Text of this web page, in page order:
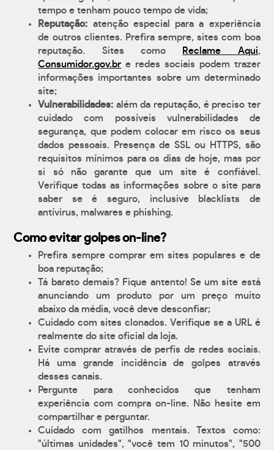
tempo e tenham pouco tempo de vida;
Reputação: atenção especial para a experiência
de outros clientes. Prefira sempre, sites com boa
reputação. Sites como
Reclame Aqui,
Consumidor.gov.br e redes sociais podem trazer
informações importantes sobre um determinado
site;
Vulnerabilidades: além da reputação, é preciso ter
cuidado com possíveis vulnerabilidades de
segurança, que podem colocar em risco os seus
dados pessoais. Presença de SSL ou HTTPS, são
requisitos mínimos para os dias de hoje, mas por
si só não garante que um site é confiável.
Verifique todas as informações sobre o site para
saber se é seguro, inclusive blacklists de
antívirus, malwares e phishing.
Como evitar golpes on-line?
Prefira sempre comprar em sites populares e de
boa reputação;
Tá barato demais? Fique antento! Se um site está
anunciando um produto por um preço muito
abaixo da média, você deve desconfiar;
Cuidado com sites clonados. Verifique se a URL é
realmente do site oficial da loja.
Evite comprar através de perfis de redes sociais.
Há uma grande incidência de golpes através
desses canais.
Pergunte para conhecidos que tenham
experiência com compra on-line. Não hesite em
compartilhar e perguntar.
Cuidado com gatilhos mentais. Textos como:
"últimas unidades", "você tem 10 minutos", "500